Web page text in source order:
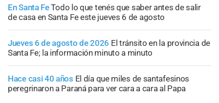
En Santa FeTodo lo que tenés que saber antes de salir
de casa en Santa Fe este jueves 6 de agosto
Jueves 6 de agosto de 2026 El tránsito en la provincia de
Santa Fe; la información minuto a minuto
Hace casi 40 años El día que miles de santafesinos
peregrinaron a Paraná para ver cara a cara al Papa